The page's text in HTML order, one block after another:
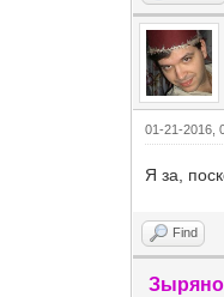
01-21-2016,
Я за,
Find